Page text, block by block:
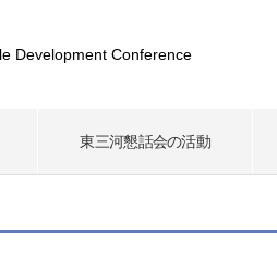
Development Conference
東三河懇話会の活動